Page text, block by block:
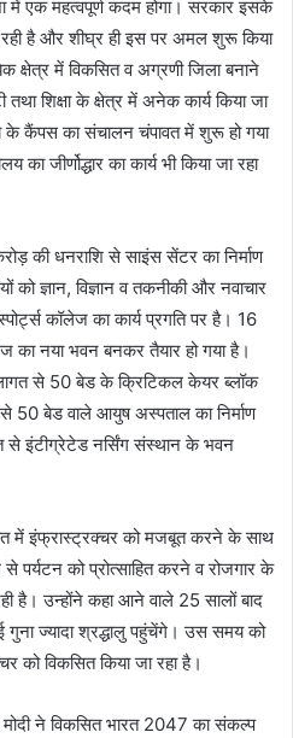
एक महत्वपूर्ण कदम होगा। सरकार इसके
रही है और शीघ्र ही इस पर अमल शुरू किया
क्षेत्र में विकसित व अग्रणी जिला बनाने
तथा शिक्षा के क्षेत्र में अनेक कार्य किया जा
के कैंपस का संचालन चंपावत में शुरू हो गया
का जीर्णोद्धार का कार्य भी किया जा रहा
की धनराशि से साइंस सेंटर का निर्माण
को ज्ञान, विज्ञान व तकनीकी और नवाचार
कॉलेज का कार्य प्रगति पर है। 16
का नया भवन बनकर तैयार हो गया है।
से 50 बेड के क्रिटिकल केयर ब्लॉक
बेड वाले आयुष अस्पताल का निर्माण
से इंटीग्रेटेड नर्सिंग संस्थान के भवन
में इंफ्रास्ट्रक्चर को मजबूत करने के साथ
से पर्यटन को प्रोत्साहित करने व रोजगार के
है। उन्होंने कहा आने वाले 25 सालों बाद
गुना ज्यादा श्रद्धालु पहुंचेंगे। उस समय को
को विकसित किया जा रहा है।
ने विकसित भारत 2047 का संकल्प